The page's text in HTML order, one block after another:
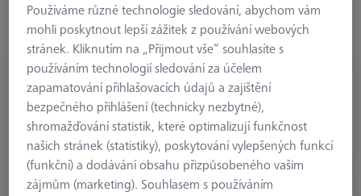
Referenční značky
Používáme různé technologie sledování, abychom vám
mohli poskytnout lepší zážitek z používání webových
stránek. Kliknutím na „Přijmout vše“ souhlasíte s
používáním technologií sledování za účelem
zapamatování přihlašovacích údajů a zajištění
bezpečného přihlášení (technicky nezbytné),
shromažďování statistik, které optimalizují funkčnost
našich stránek (statistiky), poskytování vylepšených funkcí
(funkční) a dodávání obsahu přizpůsobeného vašim
zájmům (marketing). Souhlasem s používáním